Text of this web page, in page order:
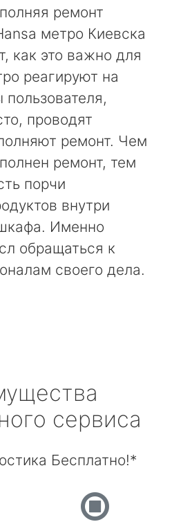
ремонт
метро Киевска
как это важно для
реагируют на
пользователя,
проводят
ремонт. Чем
ремонт, тем
порчи
внутри
Именно
обращаться к
своего дела.
сервиса
Бесплатно!*